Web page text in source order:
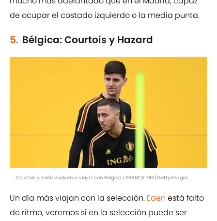
de ocupar el costado izquierdo o la media punta.
5. Bélgica: Courtois y Hazard
Courtois y Edén vuelven a viajar con Belgica | FRANCK FIFE/GettyImages
Un día más viajan con la selección. Eden está falto
de ritmo, veremos si en la selección puede ser